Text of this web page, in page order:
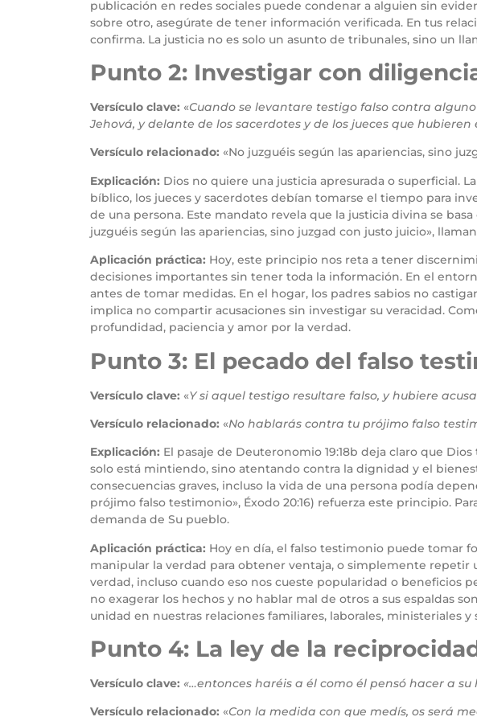
publicación en redes sociales puede condenar a alguien sin
sobre otro, asegúrate de tener información verificada. En tus
confirma. La justicia no es solo un asunto de tribunales, sino un
Punto 2: Investigar con
Versículo clave: «Cuando se levantare testigo falso contra
Jehová, y delante de los sacerdotes y de los jueces que
Versículo relacionado: «No juzguéis según las apariencias, sino
Explicación: Dios no quiere una justicia apresurada o superficial.
bíblico, los jueces y sacerdotes debían tomarse el tiempo para
de una persona. Este mandato revela que la justicia divina se
juzguéis según las apariencias, sino juzgad con justo juicio»,
Aplicación práctica: Hoy, este principio nos reta a tener
decisiones importantes sin tener toda la información. En el
antes de tomar medidas. En el hogar, los padres sabios no
implica no compartir acusaciones sin investigar su veracidad.
profundidad, paciencia y amor por la verdad.
Punto 3: El pecado del falso
Versículo clave: «Y si aquel testigo resultare falso, y hubiere
Versículo relacionado: «No hablarás contra tu prójimo falso
Explicación: El pasaje de Deuteronomio 19:18b deja claro que
solo está mintiendo, sino atentando contra la dignidad y el
consecuencias graves, incluso la vida de una persona podía
prójimo falso testimonio», Éxodo 20:16) refuerza este principio.
demanda de Su pueblo.
Aplicación práctica: Hoy en día, el falso testimonio puede tomar
manipular la verdad para obtener ventaja, o simplemente repetir
verdad, incluso cuando eso nos cueste popularidad o beneficios
no exagerar los hechos y no hablar mal de otros a sus espaldas
unidad en nuestras relaciones familiares, laborales, ministeriales y
Punto 4: La ley de la
Versículo clave: «…entonces haréis a él como él pensó hacer a
Versículo relacionado: «Con la medida con que medís, os será